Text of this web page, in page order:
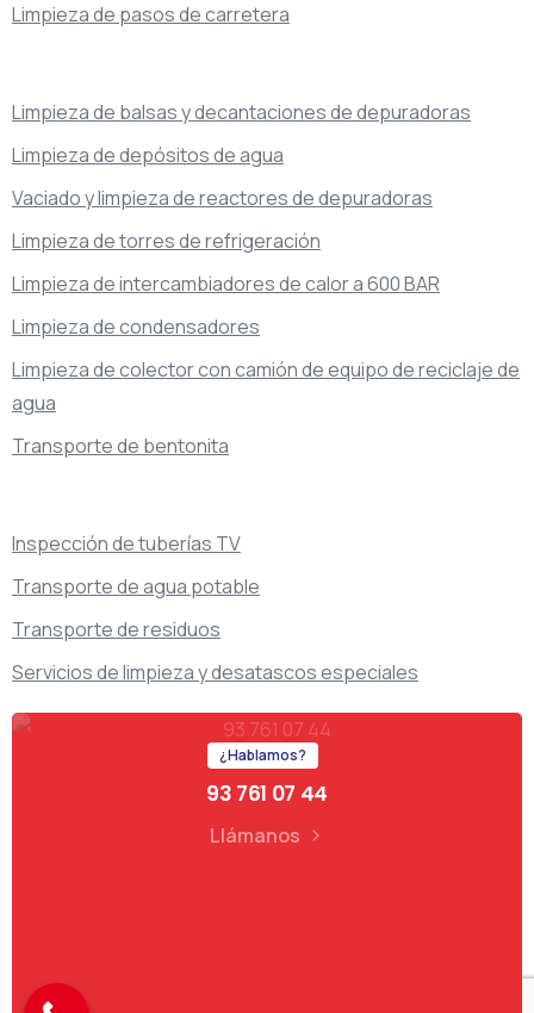
Limpieza de pasos de carretera
Limpieza de balsas y decantaciones de depuradoras
Limpieza de depósitos de agua
Vaciado y limpieza de reactores de depuradoras
Limpieza de torres de refrigeración
Limpieza de intercambiadores de calor a 600 BAR
Limpieza de condensadores
Limpieza de colector con camión de equipo de reciclaje de
agua
Transporte de bentonita
Inspección de tuberías TV
Transporte de agua potable
Transporte de residuos
Servicios de limpieza y desatascos especiales
¿Hablamos?
93 761 07 44
Llámanos